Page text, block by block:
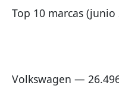
Top 10 marcas (junio
Volkswagen —